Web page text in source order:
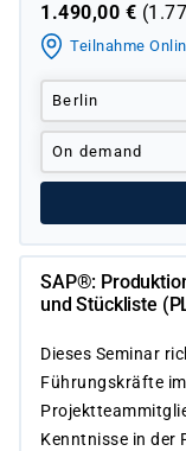
1.490,00 € (
Teilnahme
Berlin
On demand
SAP®:
und Stückliste
Dieses Seminar
Führungskräfte
Kenntnisse in der